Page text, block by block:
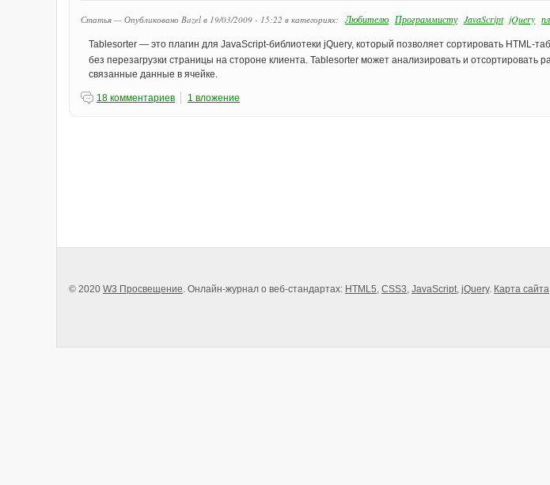
Статья — Опубликовано Bazel в 19/03/2009 - 15:22 в категориях: Любителю Программисту JavaScript jQuery
Tablesorter — это плагин для JavaScript-библиотеки jQuery, который позволяет сортировать HTML-
без перезагрузки страницы на стороне клиента. Tablesorter может анализировать и отсортировать
связанные данные в ячейке.
18 комментариев 1 вложение
© 2020 W3 Просвещение. Онлайн-журнал о веб-стандартах: HTML5, CSS3, JavaScript, jQuery. Карта сайта